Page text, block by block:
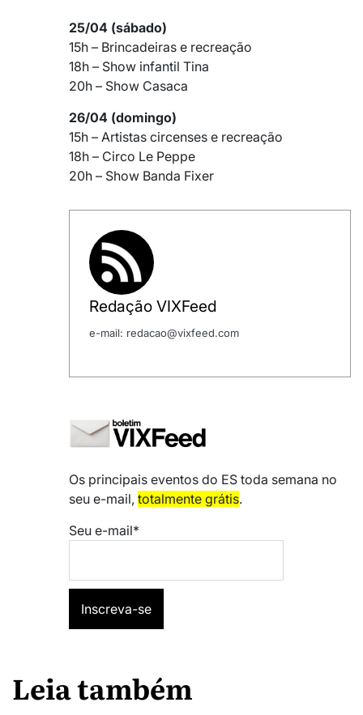
25/04 (sábado)
15h – Brincadeiras e recreação
18h – Show infantil Tina
20h – Show Casaca
26/04 (domingo)
15h – Artistas circenses e recreação
18h – Circo Le Peppe
20h – Show Banda Fixer
Redação VIXFeed
e-mail: redacao@vixfeed.com
Os principais eventos do ES toda semana no
seu e-mail, totalmente grátis.
Seu e-mail*
Leia também